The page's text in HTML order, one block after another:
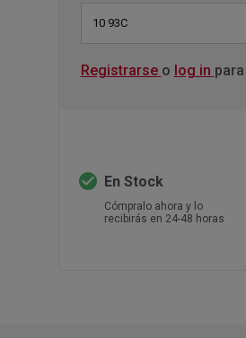
10 93C
Registrarse o log in
check_circle En Stock
Cómpralo ahora y lo
recibirás en 24-48 horas